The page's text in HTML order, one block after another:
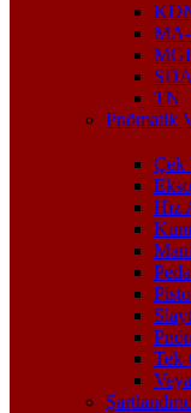
TN
Pnömatik
Çek
Hız